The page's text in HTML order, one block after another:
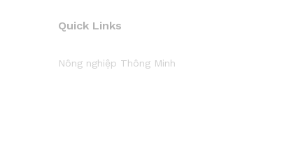
Quick Links
Nông nghiệp Thông Minh